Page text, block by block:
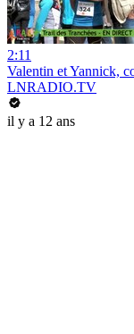
2:11
Valentin et Yannick,
LNRADIO.TV
il y a 12 ans